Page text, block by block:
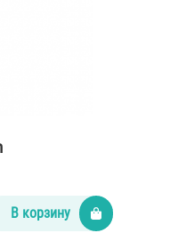
В корзину